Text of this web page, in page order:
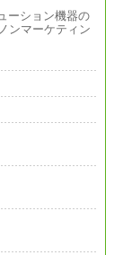
ーション機器の
ンマーケティン